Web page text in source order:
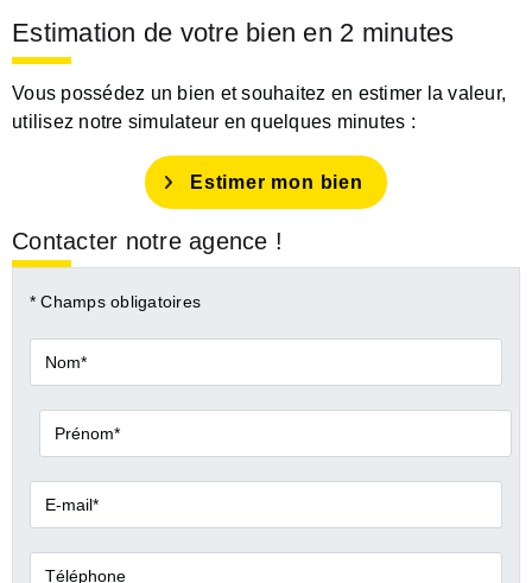
Estimation de votre bien en 2 minutes
Vous possédez un bien et souhaitez en estimer la valeur,
utilisez notre simulateur en quelques minutes :
Estimer mon bien
Contacter notre agence !
* Champs obligatoires
Nom*
Prénom*
E-
mail*
Téléphone